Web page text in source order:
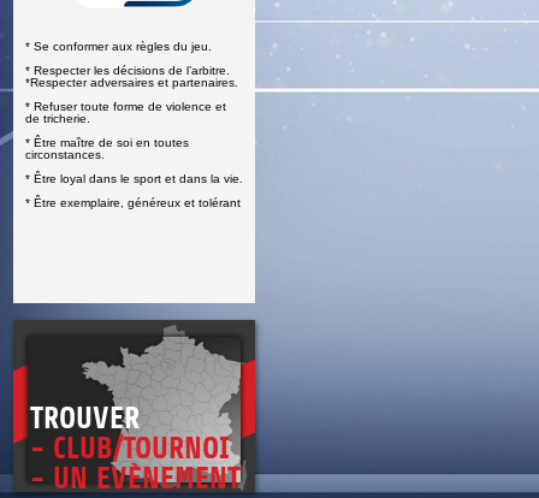
* Se conformer aux règles du jeu.
* Respecter les décisions de l’arbitre.
*Respecter adversaires et partenaires.
* Refuser toute forme de violence et
de tricherie.
* Être maître de soi en toutes
circonstances.
* Être loyal dans le sport et dans la vie.
* Être exemplaire, généreux et tolérant
TROUVER
- CLUB/TOURNOI
- UN EVÈNEMENT